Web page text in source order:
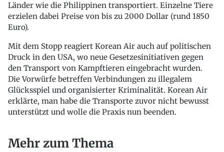
Länder wie die Philippinen transportiert. Einzelne Tiere
erzielen dabei Preise von bis zu 2000 Dollar (rund 1850
Euro).
Mit dem Stopp reagiert Korean Air auch auf politischen
Druck in den USA, wo neue Gesetzesinitiativen gegen
den Transport von Kampftieren eingebracht wurden.
Die Vorwürfe betreffen Verbindungen zu illegalem
Glücksspiel und organisierter Kriminalität. Korean Air
erklärte, man habe die Transporte zuvor nicht bewusst
unterstützt und wolle die Praxis nun beenden.
Mehr zum Thema